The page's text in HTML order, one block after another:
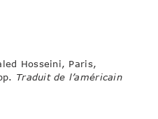
Hosseini, Paris,
Traduit de l’américain